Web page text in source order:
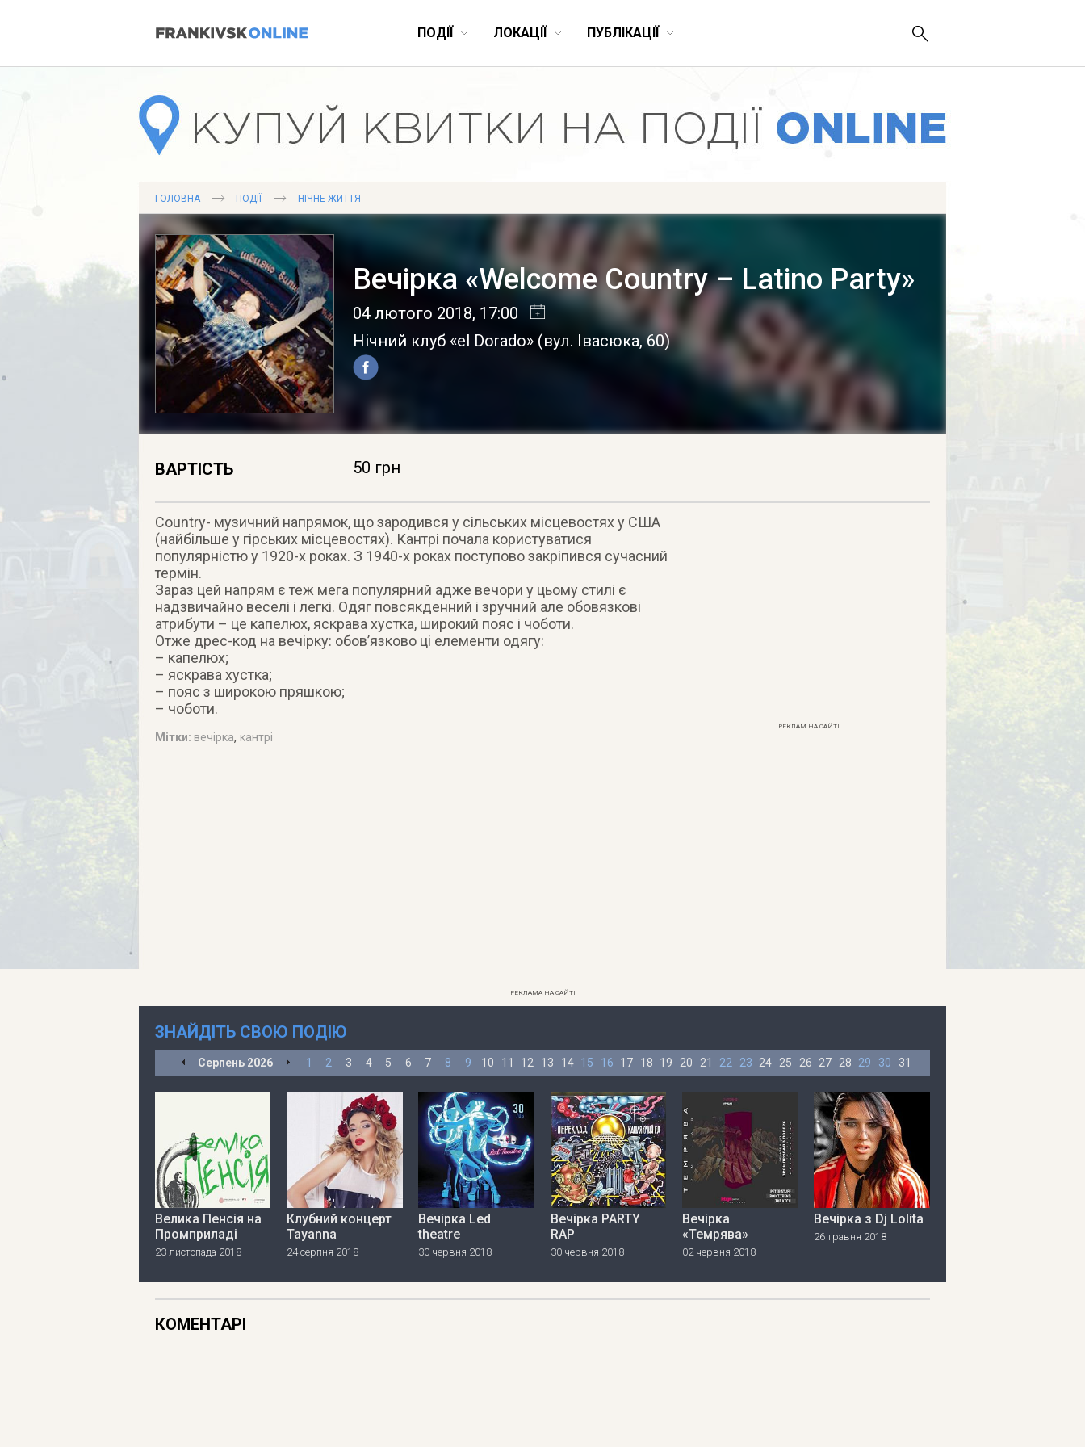
ПОДІЇ ЛОКАЦІЇ ПУБЛІКАЦІЇ
ГОЛОВНА ПОДІЇ НІЧНЕ ЖИТТЯ
Вечірка «Welcome Country – Latino Party»
04 лютого 2018, 17:00
Нічний клуб «el Dorado» (вул. Iвасюка, 60)
ВАРТІСТЬ 50 грн
Country- музичний напрямок, що зародився у сільських місцевостях у США
(найбільше у гірських місцевостях). Кантрі почала користуватися
популярністю у 1920-х роках. З 1940-х роках поступово закріпився сучасний
термін.
Зараз цей напрям є теж мега популярний адже вечори у цьому стилі є
надзвичайно веселі і легкі. Одяг повсякденний і зручний але обовязкові
атрибути – це капелюх, яскрава хустка, широкий пояс і чоботи.
Отже дрес-код на вечірку: обов’язково ці елементи одягу:
– капелюх;
– яскрава хустка;
– пояс з широкою пряшкою;
– чоботи.
Мітки: вечірка, кантрі
РЕКЛАМ НА САЙТІ
РЕКЛАМА НА САЙТІ
ЗНАЙДІТЬ СВОЮ ПОДІЮ
Серпень 2026 1 2 3 4 5 6 7 8 9 10 11 12 13 14 15 16 17 18 19 20 21 22 23 24 25 26 27 28 29 30 31
Велика Пенсія на
Промприладі
23 листопада 2018
Клубний концерт
Tayanna
24 серпня 2018
Вечірка Led
theatre
30 червня 2018
Вечірка PARTY
RAP
30 червня 2018
Вечірка
«Темрява»
02 червня 2018
Вечірка з Dj Lolita
26 травня 2018
КОМЕНТАРІ